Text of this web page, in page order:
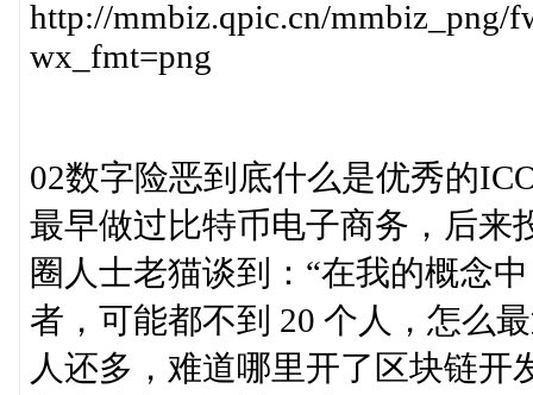
http://mmbiz.qpic.cn/
wx_fmt=png
02数字险恶到底什么是优秀的
最早做过比特币电子商务，后来
圈人士老猫谈到：“在我的概念
者，可能都不到 20 个人，怎么
人还多，难道哪里开了区块链